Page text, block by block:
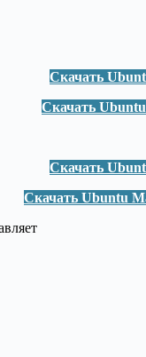
Скачать
Скачать
Скачать
Скачать Ubuntu